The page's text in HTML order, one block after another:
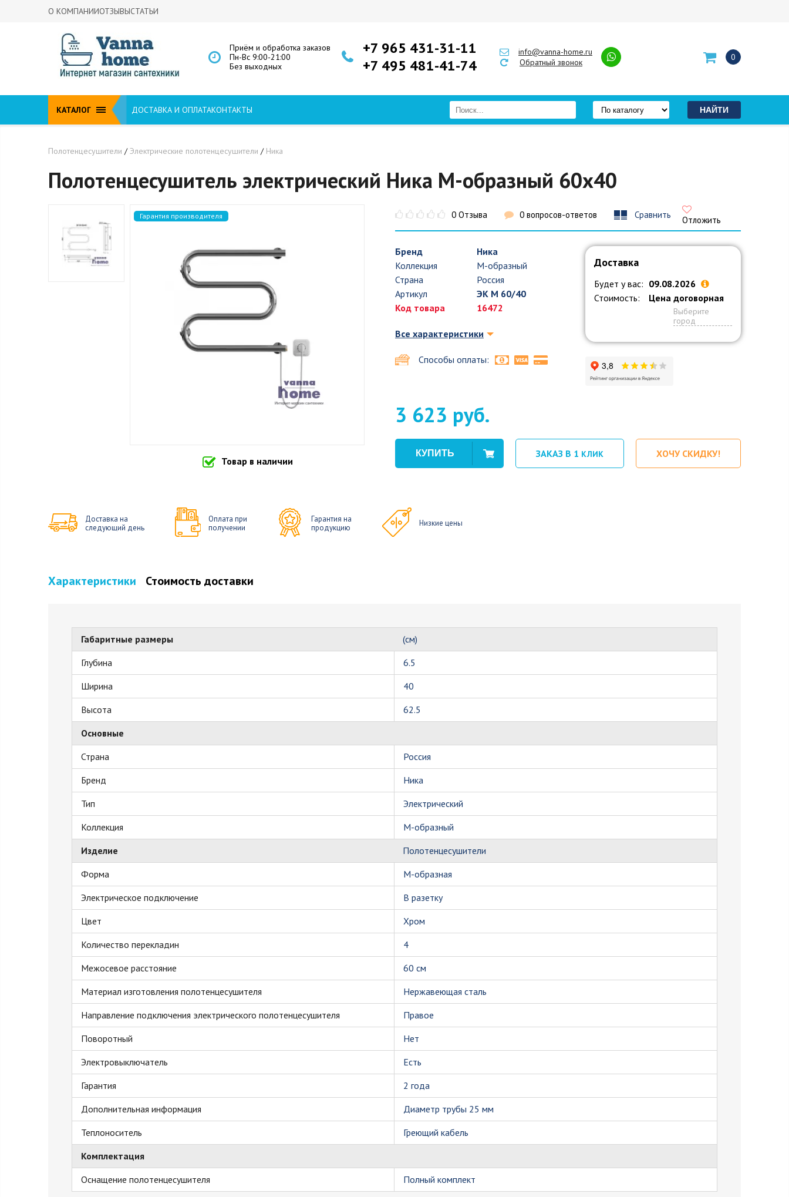
О КОМПАНИИОТЗЫВЫСТАТЬИ
Приём и обработка заказов
Пн-Вс 9:00-21:00
Без выходных
+7 965 431-31-11
+7 495 481-41-74
info@vanna-home.ru
Обратный звонок
0
КАТАЛОГ ДОСТАВКА И ОПЛАТАКОНТАКТЫ
Полотенцесушители /Электрические полотенцесушители / Ника
Полотенцесушитель электрический Ника М-образный 60x40
Гарантия производителя
Товар в наличии
0 Отзыва 0 вопросов-ответов Сравнить Отложить
Бренд
Ника
Коллекция
М-образный
Страна
Россия
Артикул
ЭК М 60/40
Код товара
16472
Все характеристики
Способы оплаты:
Доставка
Будет у вас: 09.08.2026
Стоимость:
Цена договорная
Выберите
город
3 623 руб.
ЗАКАЗ В 1 КЛИК ХОЧУ СКИДКУ!
Доставка на
следующий день
Оплата при
получении
Гарантия на
продукцию
Низкие цены
Характеристики Стоимость доставки
Габаритные размеры
(см)
Глубина
6.5
Ширина
40
Высота
62.5
Основные
Страна
Россия
Бренд
Ника
Тип
Электрический
Коллекция
М-образный
Изделие
Полотенцесушители
Форма
M-образная
Электрическое подключение
В разетку
Цвет
Хром
Количество перекладин
4
Межосевое расстояние
60 см
Материал изготовления полотенцесушителя
Нержавеющая сталь
Направление подключения электрического полотенцесушителя
Правое
Поворотный
Нет
Электровыключатель
Есть
Гарантия
2 года
Дополнительная информация
Диаметр трубы 25 мм
Теплоноситель
Греющий кабель
Комплектация
Оснащение полотенцесушителя
Полный комплект